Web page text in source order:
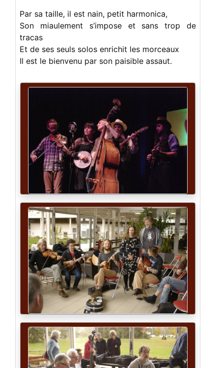
Par sa taille, il est nain, petit harmonica,
Son miaulement s’impose et sans trop de
tracas
Et de ses seuls solos enrichit les morceaux
Il est le bienvenu par son paisible assaut.